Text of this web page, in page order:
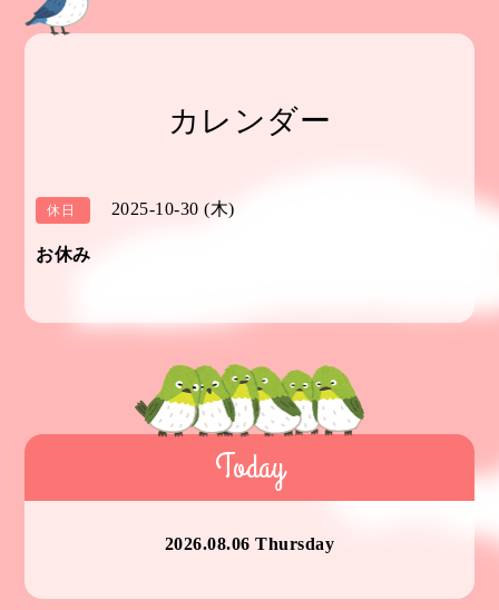
カレンダー
休日 2025-10-30 (木)
お休み
Today
2026.08.06 Thursday